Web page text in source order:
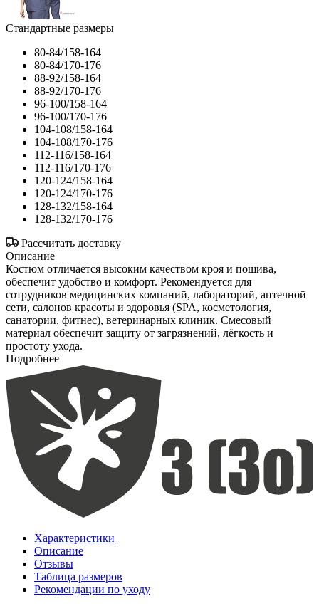
Стандартные размеры
80-84/158-164
80-84/170-176
88-92/158-164
88-92/170-176
96-100/158-164
96-100/170-176
104-108/158-164
104-108/170-176
112-116/158-164
112-116/170-176
120-124/158-164
120-124/170-176
128-132/158-164
128-132/170-176
Рассчитать доставку
Описание
Костюм отличается высоким качеством кроя и пошива,
обеспечит удобство и комфорт. Рекомендуется для
сотрудников медицинских компаний, лабораторий, аптечной
сети, салонов красоты и здоровья (SPA, косметология,
санатории, фитнес), ветеринарных клиник. Смесовый
материал обеспечит защиту от загрязнений, лёгкость и
простоту ухода.
Подробнее
Характеристики
Описание
Отзывы
Таблица размеров
Рекомендации по уходу